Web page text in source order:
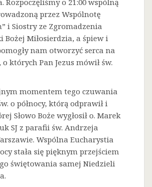
Rozpoczęliśmy o 21:00 wspólną
przez Wspólnotę
i Siostry ze Zgromadzenia
Bożej Miłosierdzia, a śpiew i
nam otworzyć serca na
o których Pan Jezus mówił św.
momentem tego czuwania
o północy, którą odprawił i
Słowo Boże wygłosił o. Marek
SJ z parafii św. Andrzeja
Wspólna Eucharystia
stała się pięknym przejściem
świętowania samej Niedzieli